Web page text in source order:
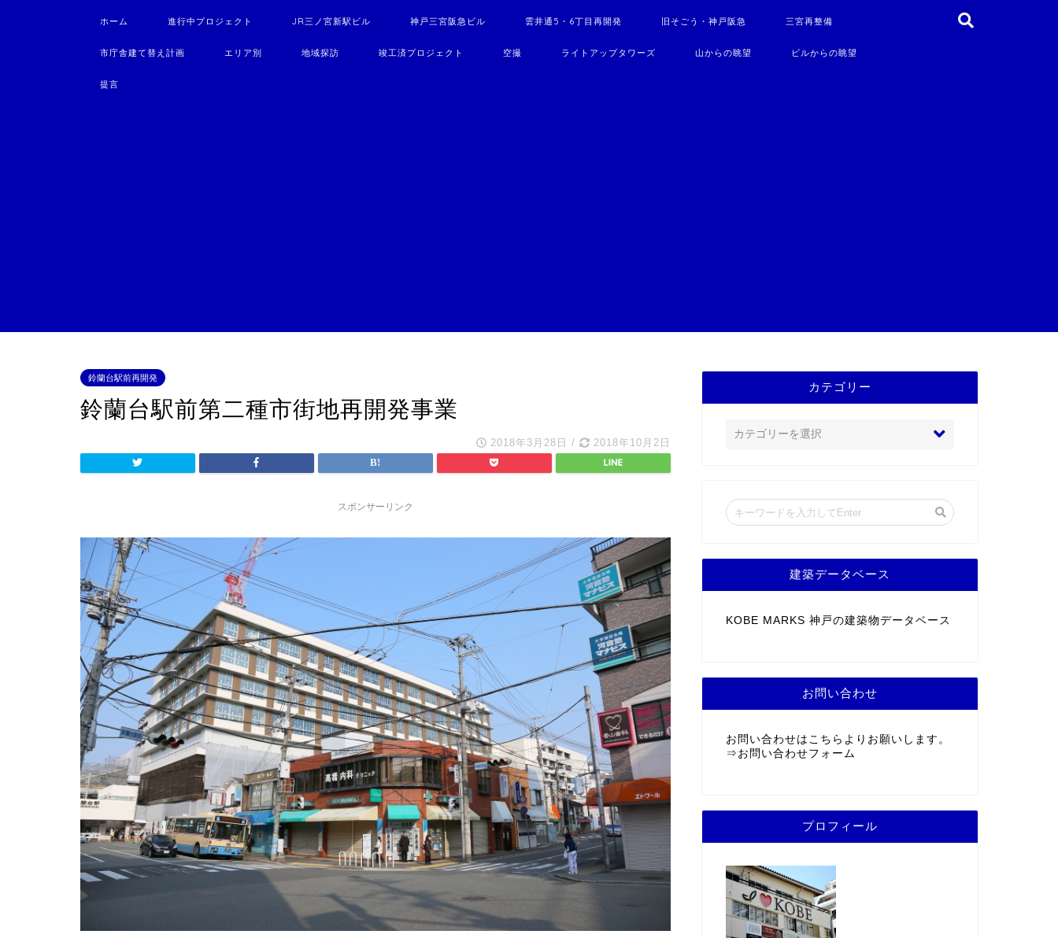
ホーム 進行中プロジェクト JR三ノ宮新駅ビル 神戸三宮阪急ビル 雲井通5・6丁目再開発 旧そごう・神戸阪急 三宮再整備
市庁舎建て替え計画 エリア別 地域探訪 竣工済プロジェクト 空撮 ライトアップタワーズ 山からの眺望 ビルからの眺望
提言
鈴蘭台駅前再開発
鈴蘭台駅前第二種市街地再開発事業
2018年3月28日 / 2018年10月2日
スポンサーリンク
カテゴリー
建築データベース
KOBE MARKS 神戸の建築物データベース
お問い合わせ
お問い合わせはこちらよりお願いします。
⇒ お問い合わせフォーム
プロフィール